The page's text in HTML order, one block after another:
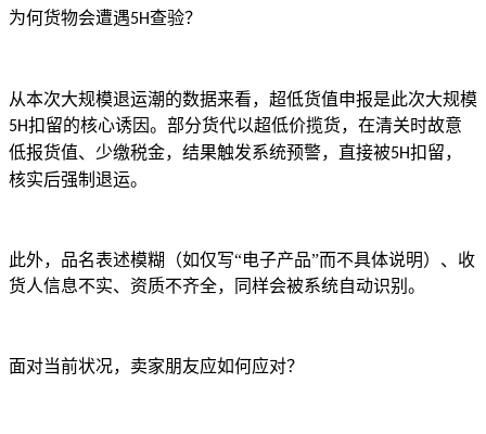
为何货物会遭遇5H查验？
从本次大规模退运潮的数据来看，超低货值申报是此次大规模
5H扣留的核心诱因。部分货代以超低价揽货，在清关时故意
低报货值、少缴税金，结果触发系统预警，直接被5H扣留，
核实后强制退运。
此外，品名表述模糊（如仅写“电子产品”而不具体说明）、收
货人信息不实、资质不齐全，同样会被系统自动识别。
面对当前状况，卖家朋友应如何应对？